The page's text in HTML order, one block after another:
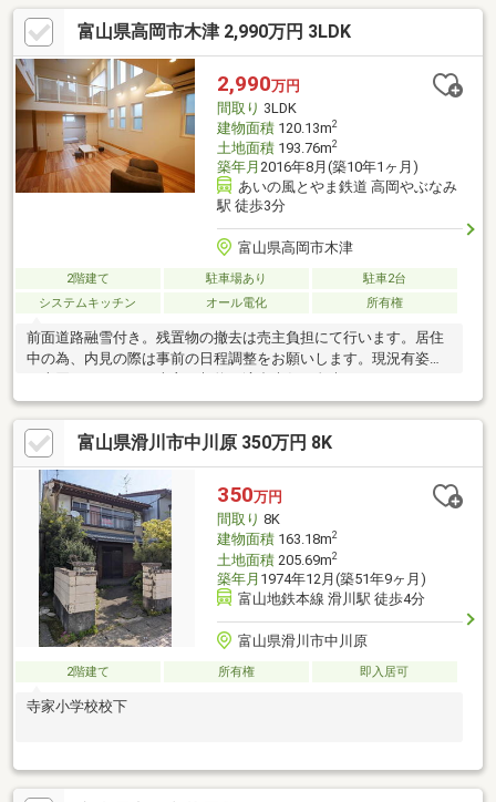
お持ちの方のお住み替えのご相談（３０分～）マイホーム購入は
人生の大切なご決断です。気になる点は何でもお気軽にご相談く
ださい。当社スタッフが、ご納得頂けるまでご相談をお受けいた
します。【0120-011-768】へお電話いただくか、【オレンジ色資
料請求（無料）ボタン】【赤色見学予約をする（無料）ボタン】
よりお問い合わせください。
富山県高岡市木津 2,990万円 3LDK
2,990万円
間取り 3LDK
建物面積120.13m2
土地面積193.76m2
築年月 2016年8月(築10年1ヶ月)
あいの風とやま鉄道 高岡やぶなみ
駅 徒歩3分
富山県高岡市木津
2階建て 駐車場あり
駐車2台
システムキッチン
オール電化 所有権
前面道路融雪付き。残置物の撤去は売主負担にて行います。居住
中の為、内見の際は事前の日程調整をお願いします。現況有姿で
富山県滑川市中川原 350万円 8K
350万円
間取り 8K
建物面積163.18m2
土地面積205.69m2
築年月 1974年12月(築51年9ヶ月)
富山地鉄本線 滑川駅 徒歩4分
富山県滑川市中川原
2階建て 所有権 即入居可
寺家小学校校下